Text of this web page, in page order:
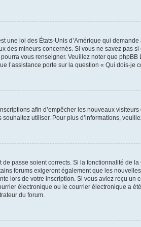
une loi des États-Unis d’Amérique qui
des mineurs concernés. Si vous ne savez pas
vous renseigner. Veuillez noter que
l’assistance porte sur la question « Qui dois-je
afin d’empêcher les nouveaux
utiliser. Pour plus d’informations,
passe soient corrects. Si la fonctionnalité de
forums exigeront également que les
lors de votre inscription. Si vous aviez reçu
électronique ou le courrier électronique a
du forum.